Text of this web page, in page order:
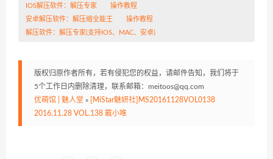
IOS解压软件： 解压专家
操作教程
安卓解压软件： 解压缩全能王
操作教程
解压软件： 解压专家(支持IOS、MAC、安卓)
版权归原作者所有，若有侵犯您的权益，请邮件告知，我们将于
5个工作日内删除清理，联系邮箱：meitoos@qq.com
优萌馆 | 魅人堂 »
[MiStar魅妍社]MS20161128VOL0138
2016.11.28 VOL.138 戴小唯